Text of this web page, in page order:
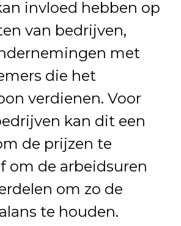
invloed hebben op
van bedrijven,
met
die het
verdienen. Voor
kan dit een
de prijzen te
om de arbeidsuren
om zo de
te houden.